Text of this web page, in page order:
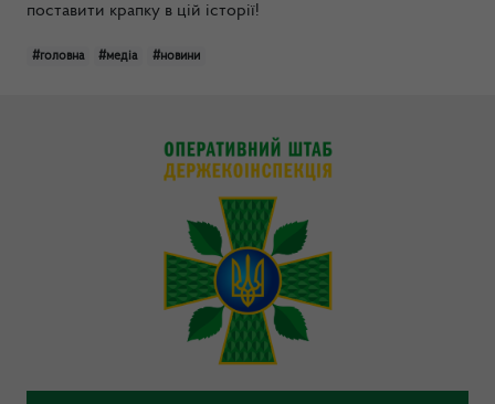
поставити крапку в цій історії!
#головна #медіа #новини